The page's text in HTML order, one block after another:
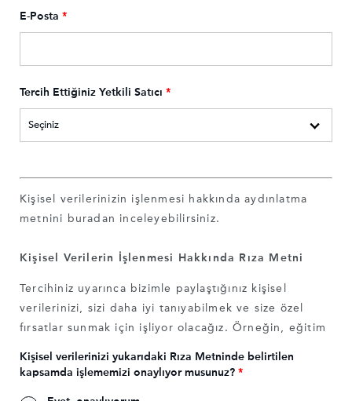
E-Posta *
Tercih Ettiğiniz Yetkili Satıcı *
Kişisel verilerinizin işlenmesi hakkında aydınlatma
metnini
buradan inceleyebilirsiniz.
Kişisel Verilerin İşlenmesi Hakkında Rıza Metni
Tercihiniz uyarınca bizimle paylaştığınız kişisel
verilerinizi, sizi daha iyi tanıyabilmek ve size özel
fırsatlar sunmak için işliyor olacağız. Örneğin, eğitim
özel fırsatlar tasarlamamızı ve sunmamızı isterseniz bu
Kişisel verilerinizi yukarıdaki Rıza Metninde belirtilen
kapsamda işlememizi onaylıyor musunuz? *